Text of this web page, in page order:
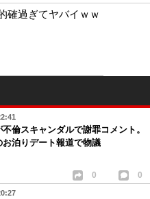
確過ぎてヤバイｗｗ
倫スキャンダルで謝罪コメント。
泊りデート報道で物議
0 0